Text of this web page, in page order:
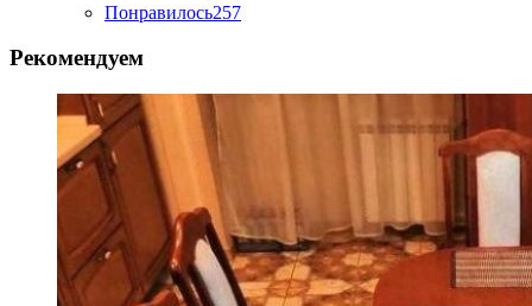
Понравилось257
Рекомендуем